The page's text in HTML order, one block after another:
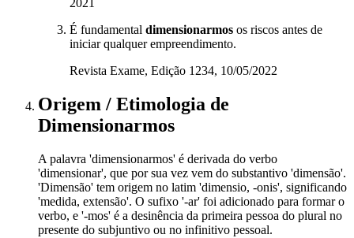
2021
É fundamental dimensionarmos os riscos antes de
iniciar qualquer empreendimento.
Revista Exame, Edição 1234, 10/05/2022
Origem / Etimologia de
Dimensionarmos
A palavra 'dimensionarmos' é derivada do verbo
'dimensionar', que por sua vez vem do substantivo 'dimensão'.
'Dimensão' tem origem no latim 'dimensio, -onis', significando
'medida, extensão'. O sufixo '-ar' foi adicionado para formar o
verbo, e '-mos' é a desinência da primeira pessoa do plural no
presente do subjuntivo ou no infinitivo pessoal.